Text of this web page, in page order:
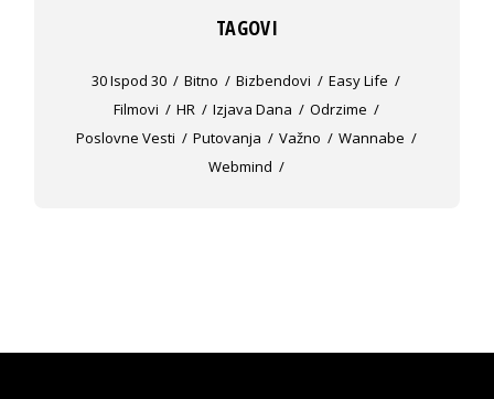
TAGOVI
30 Ispod 30 Bitno Bizbendovi
Easy Life
Filmovi
HR Izjava Dana
Odrzime
Poslovne Vesti
Putovanja Važno
Wannabe
Webmind